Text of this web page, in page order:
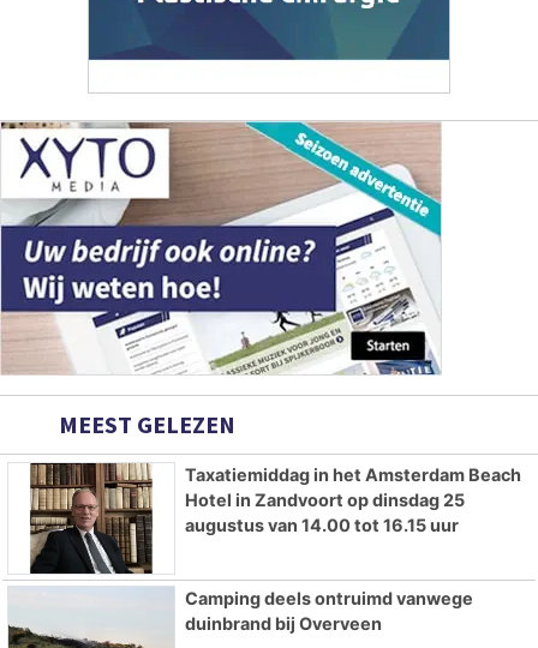
MEEST GELEZEN
Taxatiemiddag in het Amsterdam Beach
Hotel in Zandvoort op dinsdag 25
augustus van 14.00 tot 16.15 uur
Camping deels ontruimd vanwege
duinbrand bij Overveen